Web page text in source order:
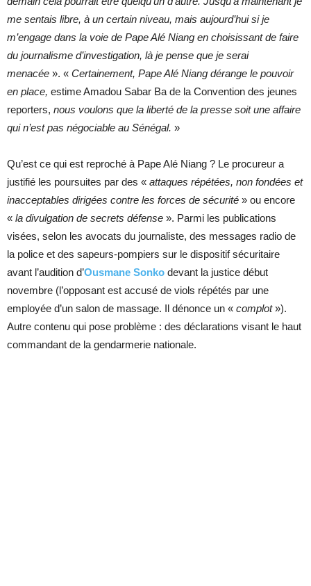
me sentais libre, à un certain niveau, mais aujourd’hui si je
m’engage dans la voie de Pape Alé Niang en choisissant de faire
du journalisme d’investigation, là je pense que je serai
menacée ». « Certainement, Pape Alé Niang dérange le pouvoir
en place, estime Amadou Sabar Ba de la Convention des jeunes
reporters, nous voulons que la liberté de la presse soit une affaire
qui n’est pas négociable au Sénégal. »
Qu’est ce qui est reproché à Pape Alé Niang ? Le procureur a
justifié les poursuites par des « attaques répétées, non fondées et
inacceptables dirigées contre les forces de sécurité » ou encore
« la divulgation de secrets défense ». Parmi les publications
visées, selon les avocats du journaliste, des messages radio de
la police et des sapeurs-pompiers sur le dispositif sécuritaire
avant l’audition d’Ousmane Sonko devant la justice début
novembre (l’opposant est accusé de viols répétés par une
employée d’un salon de massage. Il dénonce un « complot»).
Autre contenu qui pose problème : des déclarations visant le haut
commandant de la gendarmerie nationale.